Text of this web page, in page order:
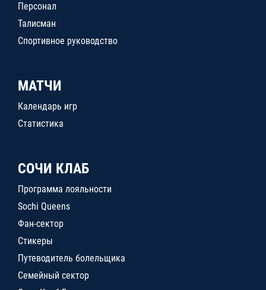
Персонал
Талисман
Спортивное руководство
МАТЧИ
Календарь игр
Статистика
СОЧИ КЛАБ
Программа лояльности
Sochi Queens
Фан-сектор
Стикеры
Путеводитель болельщика
Семейный сектор